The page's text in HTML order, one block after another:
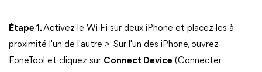
Étape 1.Activez le Wi-Fi sur deux iPhone et placez-les à
proximité l'un de l'autre > Sur l'un des iPhone, ouvrez
FoneTool et cliquez sur Connect Device (Connecter